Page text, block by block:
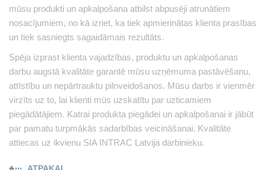
mūsu produkti un apkalpošana atbilst abpusēji atrunātiem
nosacījumiem, no kā izriet, ka tiek apmierinātas klienta prasības
un tiek sasniegts sagaidāmais rezultāts.
Spēja izprast klienta vajadzības, produktu un apkalpošanas
darbu augstā kvalitāte garantē mūsu uzņēmuma pastāvēšanu,
attīstību un nepārtrauktu pilnveidošanos. Mūsu darbs ir vienmēr
virzīts uz to, lai klienti mūs uzskatītu par uzticamiem
piegādātājiem. Katrai produkta piegādei un apkalpošanai ir jābūt
par pamatu turpmākās sadarbības veicināšanai. Kvalitāte
attiecas uz ikvienu SIA INTRAC Latvija darbinieku.